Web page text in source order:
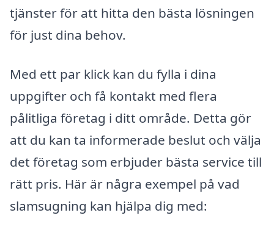
tjänster för att hitta den bästa lösningen
för just dina behov.
Med ett par klick kan du fylla i dina
uppgifter och få kontakt med flera
pålitliga företag i ditt område. Detta gör
att du kan ta informerade beslut och välja
det företag som erbjuder bästa service till
rätt pris. Här är några exempel på vad
slamsugning kan hjälpa dig med: